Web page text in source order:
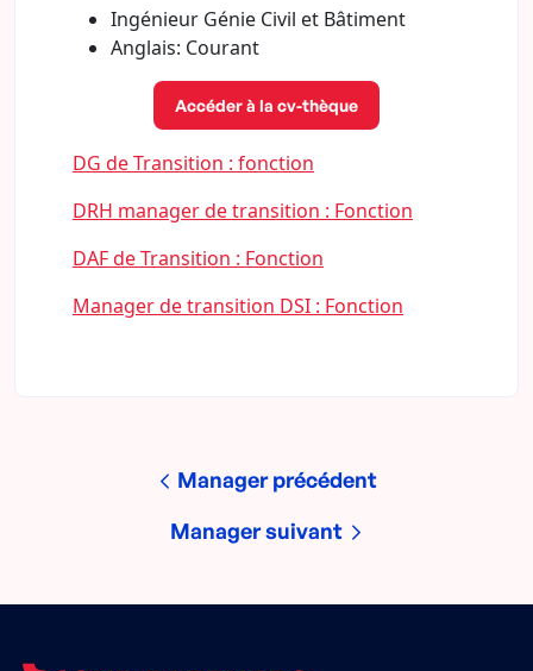
Ingénieur Génie Civil et Bâtiment
Anglais: Courant
Accéder à la cv-thèque
DG de Transition : fonction
DRH manager de transition : Fonction
DAF de Transition : Fonction
Manager de transition DSI : Fonction
Manager précédent
Manager suivant